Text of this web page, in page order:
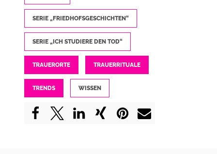
SERIE „FRIEDHOFSGESCHICHTEN“
SERIE „ICH STUDIERE DEN TOD“
TRAUERORTE TRAUERRITUALE
TRENDS WISSEN